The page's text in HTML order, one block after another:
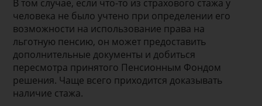
В том случае, если что-то из страхового стажа у
человека не было учтено при определении его
возможности на использование права на
льготную пенсию, он может предоставить
дополнительные документы и добиться
пересмотра принятого Пенсионным Фондом
решения. Чаще всего приходится доказывать
наличие стажа.